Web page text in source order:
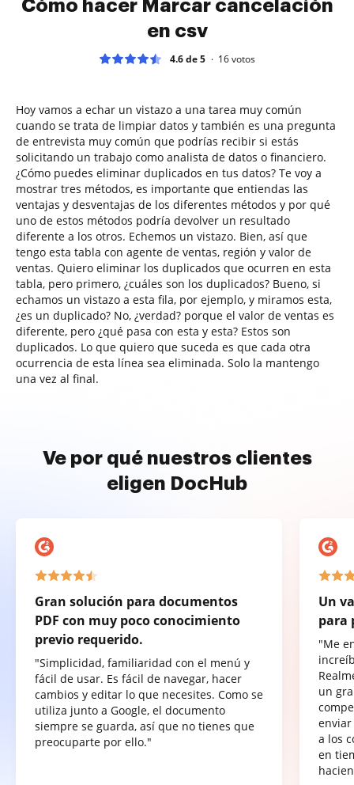
Cómo hacer Marcar cancelación
en csv
4.6 de 5 16votos
Hoy vamos a echar un vistazo a una tarea muy común
cuando se trata de limpiar datos y también es una pregunta
de entrevista muy común que podrías recibir si estás
solicitando un trabajo como analista de datos o financiero.
¿Cómo puedes eliminar duplicados en tus datos? Te voy a
mostrar tres métodos, es importante que entiendas las
ventajas y desventajas de los diferentes métodos y por qué
uno de estos métodos podría devolver un resultado
diferente a los otros. Echemos un vistazo. Bien, así que
tengo esta tabla con agente de ventas, región y valor de
ventas. Quiero eliminar los duplicados que ocurren en esta
tabla, pero primero, ¿cuáles son los duplicados? Bueno, si
echamos un vistazo a esta fila, por ejemplo, y miramos esta,
¿es un duplicado? No, ¿verdad? porque el valor de ventas es
diferente, pero ¿qué pasa con esta y esta? Estos son
duplicados. Lo que quiero que suceda es que cada otra
ocurrencia de esta línea sea eliminada. Solo la mantengo
una vez al final.
Ve por qué nuestros clientes
eligen DocHub
Gran solución para documentos
PDF con muy poco conocimiento
previo requerido.
"Simplicidad, familiaridad con el menú y
fácil de usar. Es fácil de navegar, hacer
cambios y editar lo que necesites. Como se
utiliza junto a Google, el documento
siempre se guarda, así que no tienes que
preocuparte por ello."
Un
para
"Me
un
a los
en